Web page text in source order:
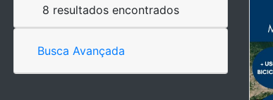
8 resultados encontrados
Busca Avançada